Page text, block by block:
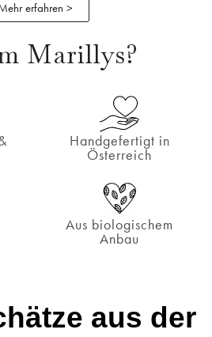
erfahren >
Marillys?
Handgefertigt in
Österreich
Aus biologischem
Anbau
aus der